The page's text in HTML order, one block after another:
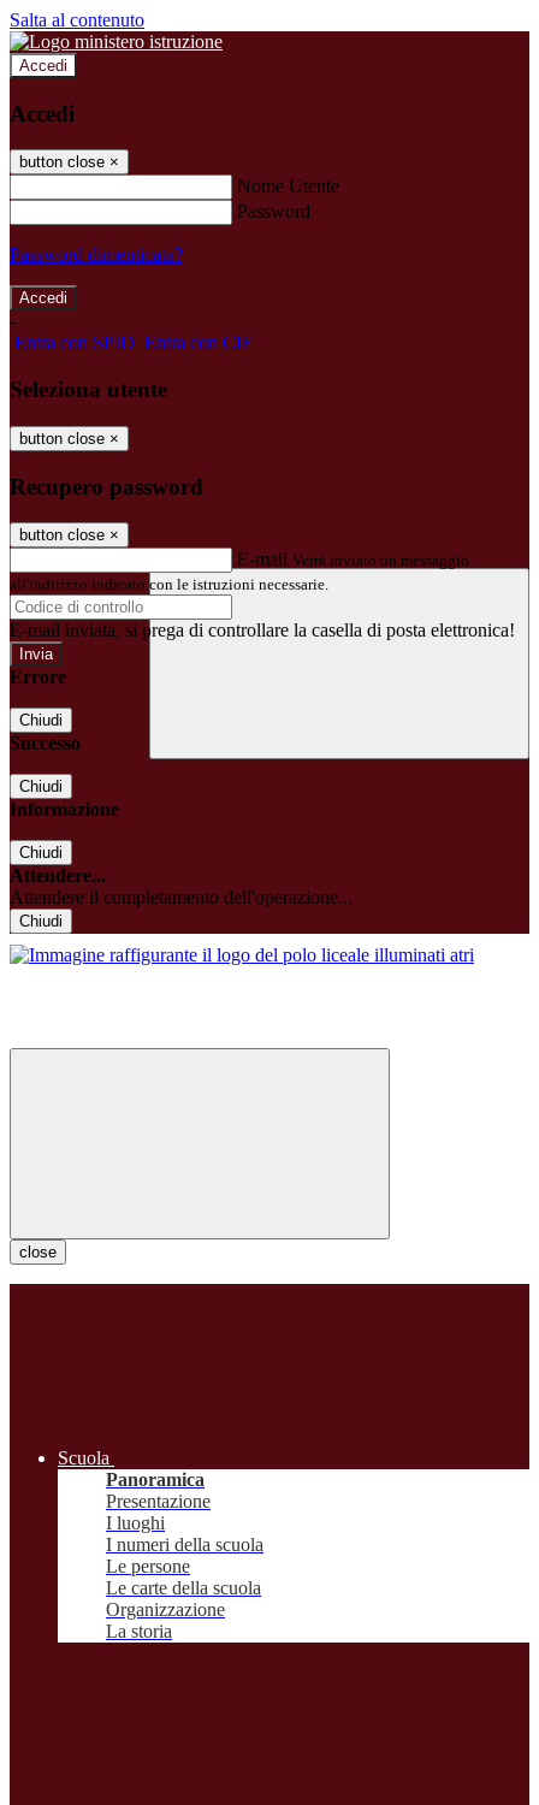
Salta al contenuto
Accedi
Accedi
button close ×
Nome Utente
Password
Password dimenticata?
-
Entra con SPID Entra con CIE
Seleziona utente
button close ×
Recupero password
button close ×
E-mail Verrà inviato un messaggio
all'indirizzo indicato con le istruzioni necessarie.
E-mail inviata, si prega di controllare la casella di posta elettronica!
Errore
Chiudi
Successo
Chiudi
Informazione
Chiudi
Attendere...
Attendere il completamento dell'operazione...
Chiudi
close
Scuola
Panoramica
Presentazione
I luoghi
I numeri della scuola
Le persone
Le carte della scuola
Organizzazione
La storia